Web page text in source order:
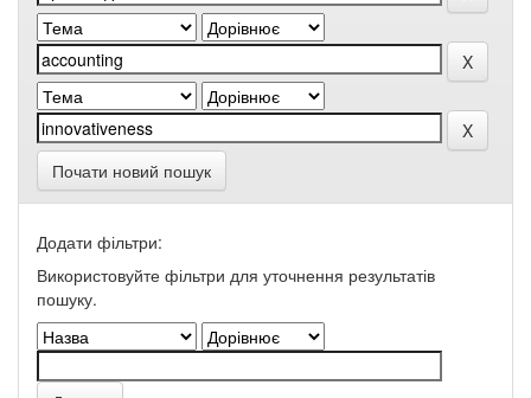
Почати новий пошук
Додати фільтри:
Використовуйте фільтри для уточнення результатів
пошуку.